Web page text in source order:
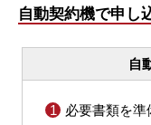
自動契約機で申し
自
必要書類を準